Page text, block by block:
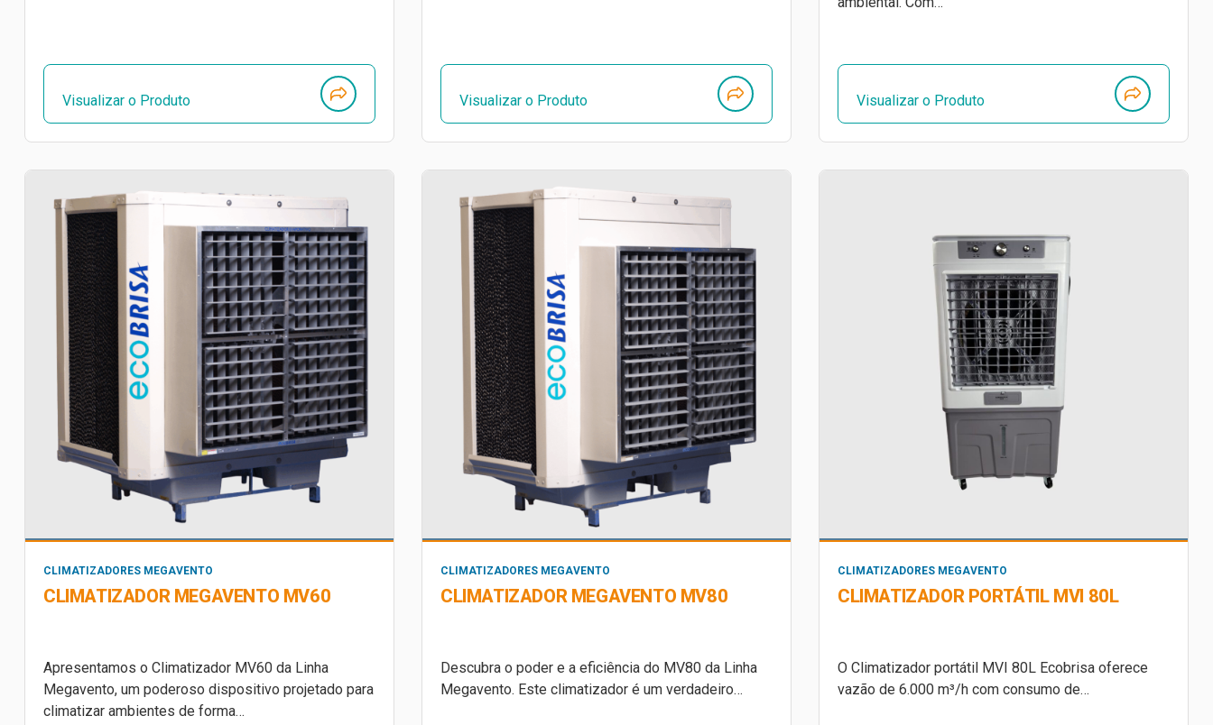
Visualizar o Produto Visualizar o Produto Visualizar o Produto
CLIMATIZADORES MEGAVENTO
CLIMATIZADOR MEGAVENTO MV60
Apresentamos o Climatizador MV60 da Linha
Megavento, um poderoso dispositivo projetado para
climatizar ambientes de forma…
CLIMATIZADORES MEGAVENTO
CLIMATIZADOR MEGAVENTO MV80
Descubra o poder e a eficiência do MV80 da Linha
Megavento. Este climatizador é um verdadeiro…
CLIMATIZADORES MEGAVENTO
CLIMATIZADOR PORTÁTIL MVI 80L
O Climatizador portátil MVI 80L Ecobrisa oferece
vazão de 6.000 m³/h com consumo de…